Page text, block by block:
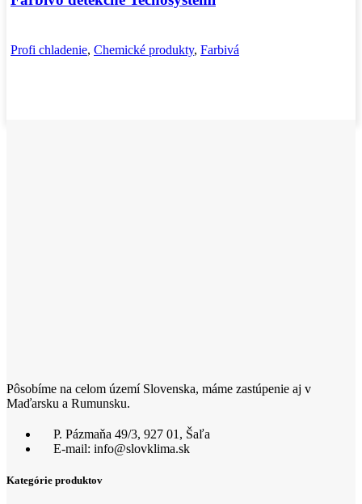
Profi chladenie, Chemické produkty, Farbivá
Pôsobíme na celom území Slovenska, máme zastúpenie aj v
Maďarsku a Rumunsku.
P. Pázmaňa 49/3, 927 01, Šaľa
E-mail: info@slovklima.sk
Kategórie produktov